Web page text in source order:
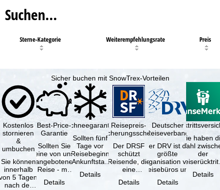
Suchen…
Sterne-Kategorie Weiterempfehlungsrate Preis
Sicher buchen mit SnowTrex-Vorteilen
Kostenlos
stornieren
&
umbuchen
Sie können
innerhalb
5 Tagen
nach der
Best-Price-
Garantie
Sollten Sie
eine von uns
angebotene
Reise - mit
Verfügbarkeit
Details
Schneegarantie
Sollten fünf
Tage vor
Reisebeginn
(Ankunftstag)
aufgrund von
Schneemangel
Details
Reisepreis-
Sicherungsschein
Der DRSF
schützt
Reisende, die
eine
oder
Details
Deutscher
Reiseverband
Der DRV ist die
größte
Organisation von
Reisebüros und
Reiseveranstaltern
in …
Details
Sie haben
Wahl
der
(inklusive
Details